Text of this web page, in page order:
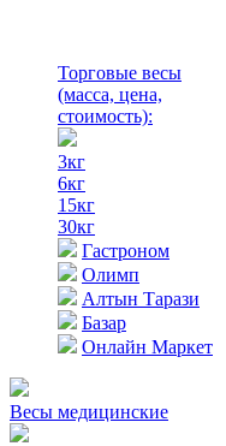
Торговые весы
(масса, цена,
стоимость):
3кг
6кг
15кг
30кг
Гастроном
Олимп
Алтын Тарази
Базар
Онлайн Маркет
Весы медицинские